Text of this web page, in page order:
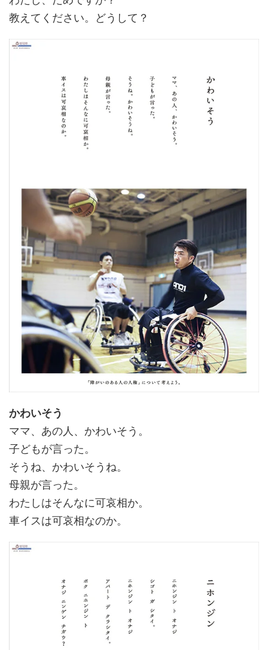
教えてください。どうして？
かわいそう
ママ、あの人、かわいそう。
子どもが言った。
そうね、かわいそうね。
母親が言った。
わたしはそんなに可哀相か。
車イスは可哀相なのか。